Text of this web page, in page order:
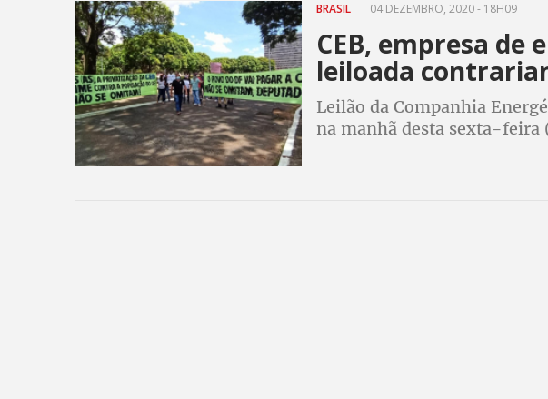
BRASIL 04 DEZEMBRO, 2020 - 18H09
CEB, empresa de
leiloada
Leilão da Companhia
na manhã desta sexta-feira